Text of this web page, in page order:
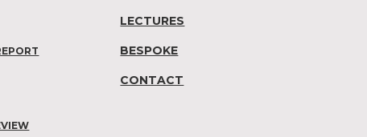
LECTURES
BESPOKE
CONTACT